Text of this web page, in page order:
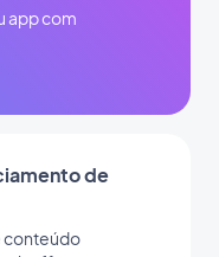
app com
de
conteúdo